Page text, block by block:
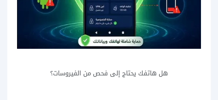
هل هاتفك يحتاج إلى فحص من الفيروسات؟